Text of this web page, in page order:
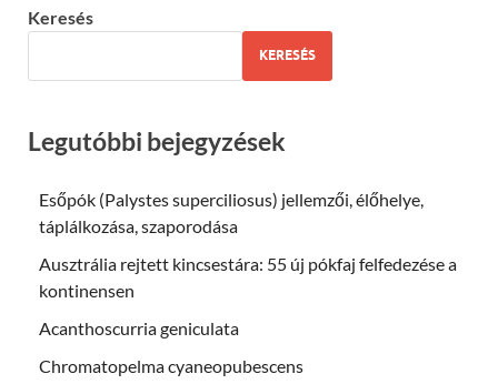
Keresés
KERESÉS
Legutóbbi bejegyzések
Esőpók (Palystes superciliosus) jellemzői, élőhelye,
táplálkozása, szaporodása
Ausztrália rejtett kincsestára: 55 új pókfaj felfedezése a
kontinensen
Acanthoscurria geniculata
Chromatopelma cyaneopubescens